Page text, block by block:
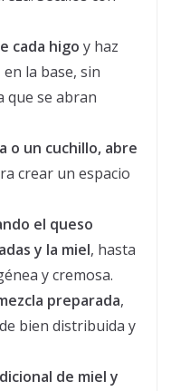
cada higo y haz
la base, sin
que se abran
o un cuchillo, abre
crear un espacio
el queso
y la miel, hasta
y cremosa.
preparada,
bien distribuida y
de miel y